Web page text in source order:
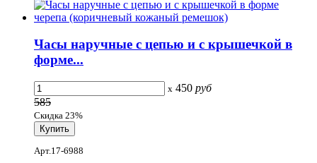
Часы наручные с цепью и с крышечкой в
форме...
x 450 руб
585
Скидка 23%
Арт.17-6988